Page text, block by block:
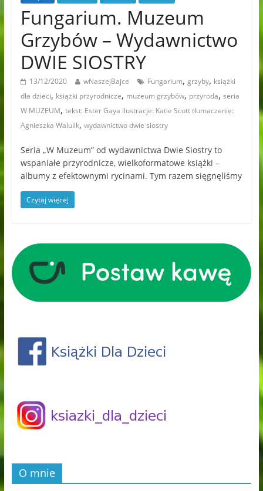
Fungarium. Muzeum
Grzybów – Wydawnictwo
DWIE SIOSTRY
13/12/2020 wNaszejBajce Fungarium, grzyby, książki
dla dzieci, książki przyrodnicze, muzeum grzybów, przyroda, seria
W MUZEUM, tekst: Ester Gaya ilustracje: Katie Scott tłumaczenie:
Agnieszka Walulik, wydawnictwo dwie siostry
Seria „W Muzeum” od wydawnictwa Dwie Siostry to
wspaniałe przyrodnicze, wielkoformatowe książki –
albumy z efektownymi rycinami. Tym razem sięgnęliśmy
Czytaj więcej
O mnie